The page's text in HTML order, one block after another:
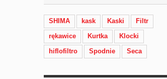
SHIMA kask Kaski
Filtr
rękawice
Kurtka
Klocki
hiflofiltro
Spodnie Seca